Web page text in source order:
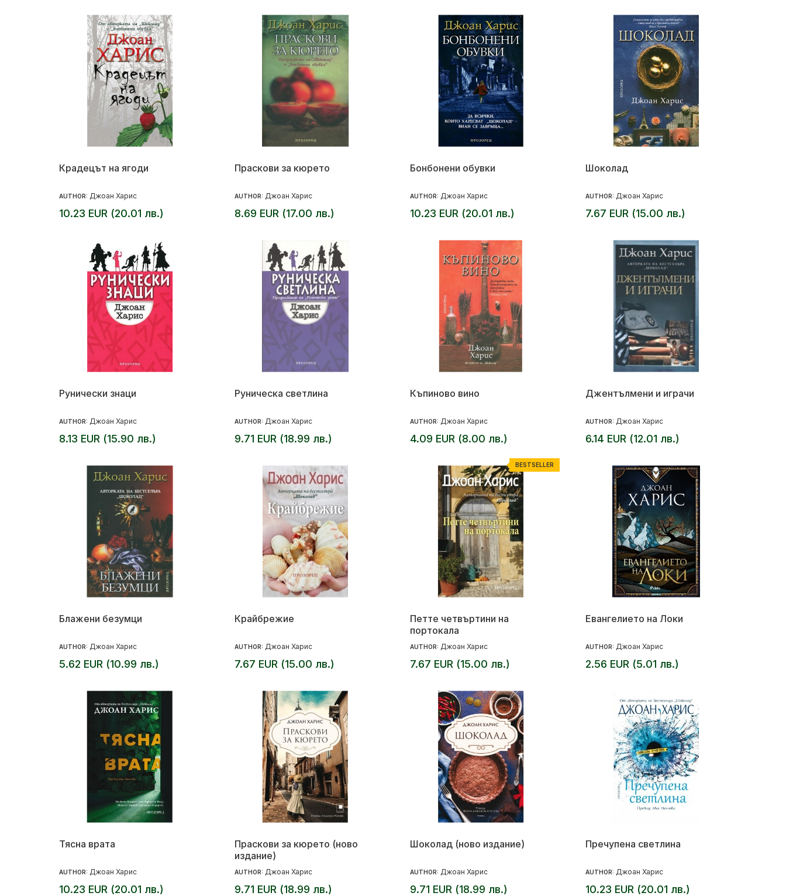
Крадецът на ягоди
AUTHOR: Джоан Харис
10.23 EUR (20.01 лв.)
Праскови за кюрето
AUTHOR: Джоан Харис
8.69 EUR (17.00 лв.)
Бонбонени обувки
AUTHOR: Джоан Харис
10.23 EUR (20.01 лв.)
Шоколад
AUTHOR: Джоан Харис
7.67 EUR (15.00 лв.)
Рунически знаци
AUTHOR: Джоан Харис
8.13 EUR (15.90 лв.)
Руническа светлина
AUTHOR: Джоан Харис
9.71 EUR (18.99 лв.)
Къпиново вино
AUTHOR: Джоан Харис
4.09 EUR (8.00 лв.)
Джентълмени и играчи
AUTHOR: Джоан Харис
6.14 EUR (12.01 лв.)
Блажени безумци
AUTHOR: Джоан Харис
5.62 EUR (10.99 лв.)
Крайбрежие
AUTHOR: Джоан Харис
7.67 EUR (15.00 лв.)
BESTSELLER
Петте четвъртини на
портокала
AUTHOR: Джоан Харис
7.67 EUR (15.00 лв.)
Евангелието на Локи
AUTHOR: Джоан Харис
2.56 EUR (5.01 лв.)
Тясна врата
AUTHOR: Джоан Харис
10.23 EUR (20.01 лв.)
Праскови за кюрето (ново
издание)
AUTHOR: Джоан Харис
9.71 EUR (18.99 лв.)
Шоколад (ново издание)
AUTHOR: Джоан Харис
9.71 EUR (18.99 лв.)
Пречупена светлина
AUTHOR: Джоан Харис
10.23 EUR (20.01 лв.)